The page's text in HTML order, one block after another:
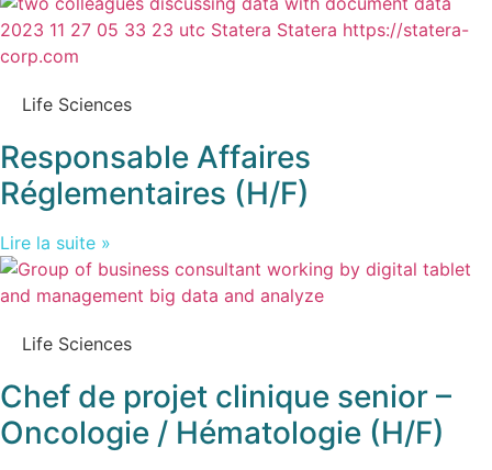
Life Sciences
Responsable Affaires
Réglementaires (H/F)
Lire la suite »
Life Sciences
Chef de projet clinique senior –
Oncologie / Hématologie (H/F)